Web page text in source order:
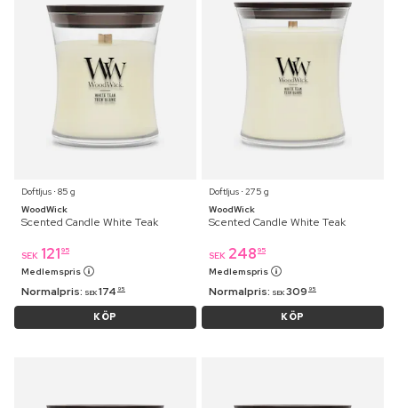
Doftljus ⋅ 85 g
WoodWick
Scented Candle White Teak
SEK 121 95
Medlemspris
Normalpris: SEK 174 95
KÖP
Doftljus ⋅ 275 g
WoodWick
Scented Candle White Teak
SEK 248 95
Medlemspris
Normalpris: SEK 309 95
KÖP